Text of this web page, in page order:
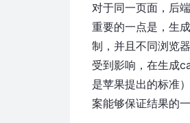
对于同一页面，后
重要的一点是，生
制，并且不同浏览
受到影响，在生成
是苹果提出的标准
案能够保证结果的一